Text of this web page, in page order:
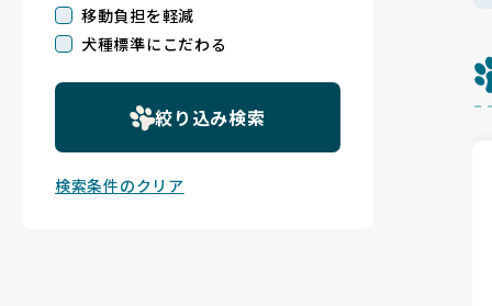
移動負担を軽減
犬種標準にこだわる
絞り込み検索
検索条件のクリア